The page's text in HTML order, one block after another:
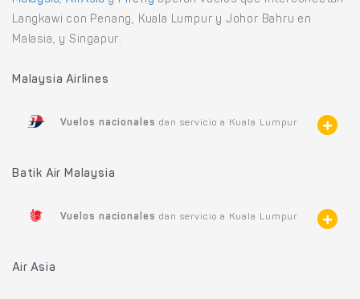
Langkawi con Penang, Kuala Lumpur y Johor Bahru en
Malasia, y Singapur.
Malaysia Airlines
Vuelos nacionales dan servicio a Kuala Lumpur
Batik Air Malaysia
Vuelos nacionales dan servicio a Kuala Lumpur
Air Asia